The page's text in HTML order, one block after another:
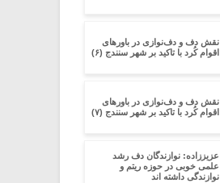
نقش دف و دف‌نوازی در باورهای
اقوام کُرد با تاکید بر شهر سنندج (۶)
نقش دف و دف‌نوازی در باورهای
اقوام کُرد با تاکید بر شهر سنندج (۷)
عزیززاده: نوازندگان دف رشد
علمی خوبی در حوزه ریتم و
نوازندگی داشته اند